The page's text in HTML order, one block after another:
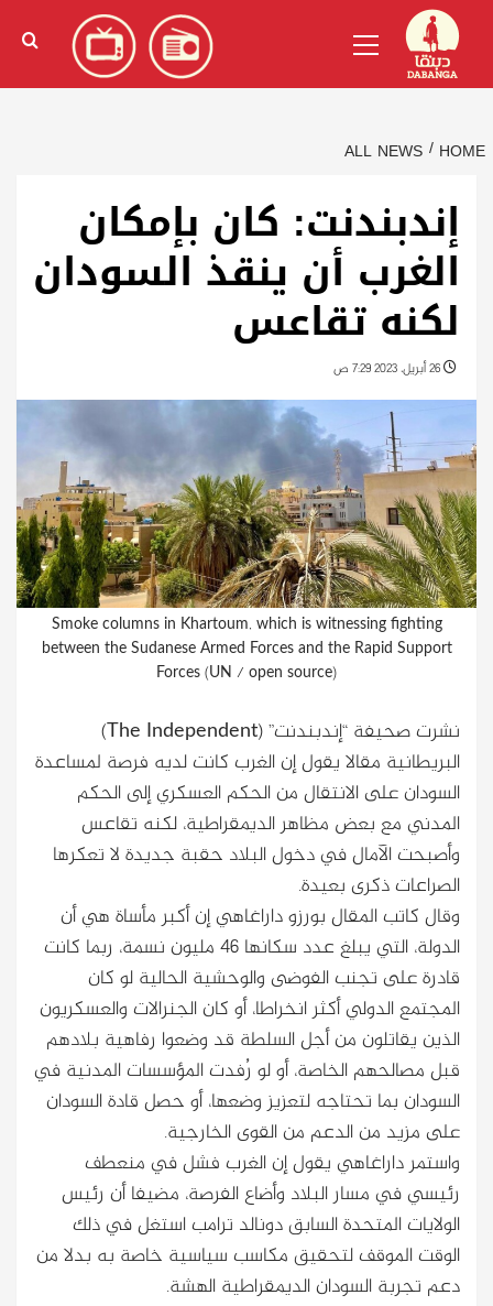
content
الإنجليزية)
Menu
HOME
ALL NEWS
إندبندنت: كان بإمكان
الغرب أن ينقذ السودان
لكنه تقاعس
Smoke columns in Khartoum, which is witnessing fighting
between the Sudanese Armed Forces and the Rapid Support
Forces (UN / open source)
نشرت صحيفة “إندبندنت” (The Independent)
البريطانية مقالا يقول إن الغرب كانت لديه فرصة لمساعدة
السودان على الانتقال من الحكم العسكري إلى الحكم
المدني مع بعض مظاهر الديمقراطية، لكنه تقاعس
وأصبحت الآمال في دخول البلاد حقبة جديدة لا تعكرها
الصراعات ذكرى بعيدة.
وقال كاتب المقال بورزو داراغاهي إن أكبر مأساة هي أن
الدولة، التي يبلغ عدد سكانها 46 مليون نسمة، ربما كانت
قادرة على تجنب الفوضى والوحشية الحالية لو كان
المجتمع الدولي أكثر انخراطا، أو كان الجنرالات والعسكريون
الذين يقاتلون من أجل السلطة قد وضعوا رفاهية بلادهم
قبل مصالحهم الخاصة، أو لو رُفدت المؤسسات المدنية في
السودان بما تحتاجه لتعزيز وضعها، أو حصل قادة السودان
على مزيد من الدعم من القوى الخارجية.
واستمر داراغاهي يقول إن الغرب فشل في منعطف
رئيسي في مسار البلاد وأضاع الفرصة، مضيفا أن رئيس
الولايات المتحدة السابق دونالد ترامب استغل في ذلك
الوقت الموقف لتحقيق مكاسب سياسية خاصة به بدلا من
دعم تجربة السودان الديمقراطية الهشة.